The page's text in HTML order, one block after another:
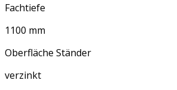
Fachtiefe
1100 mm
Oberfläche Ständer
verzinkt